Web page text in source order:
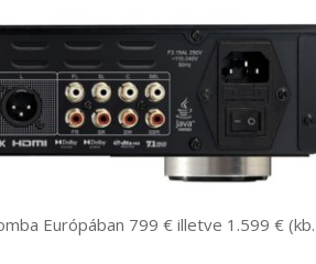
Európában 799 € illetve 1.599 € (kb.